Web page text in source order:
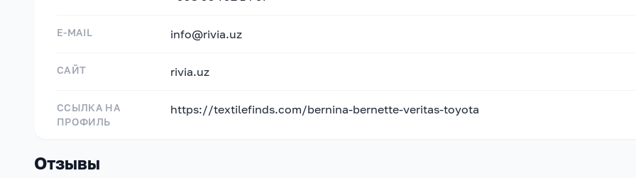
E-MAIL info@rivia.uz
САЙТ rivia.uz
ССЫЛКА НА
ПРОФИЛЬ
https://textilefinds.com/bernina-bernette-veritas-toyota
Отзывы